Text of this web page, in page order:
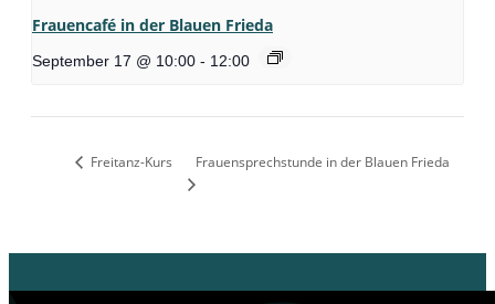
Frauencafé in der Blauen Frieda
September 17 @ 10:00 - 12:00
Freitanz-Kurs Frauensprechstunde in der Blauen Frieda